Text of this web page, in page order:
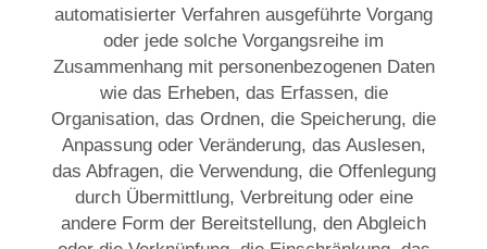
automatisierter Verfahren ausgeführte Vorgang
oder jede solche Vorgangsreihe im
Zusammenhang mit personenbezogenen Daten
wie das Erheben, das Erfassen, die
Organisation, das Ordnen, die Speicherung, die
Anpassung oder Veränderung, das Auslesen,
das Abfragen, die Verwendung, die Offenlegung
durch Übermittlung, Verbreitung oder eine
andere Form der Bereitstellung, den Abgleich